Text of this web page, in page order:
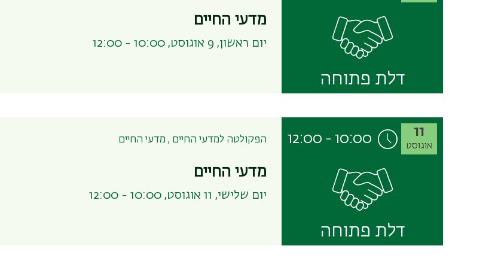
דלת פתוחה
מדעי החיים
יום ראשון, 9 אוגוסט, 10:00 - 12:00
11
אוגוסט 10:00
-
12:00
דלת פתוחה
הפקולטה למדעי החיים , מדעי החיים
מדעי החיים
יום שלישי, 11 אוגוסט, 10:00 - 12:00